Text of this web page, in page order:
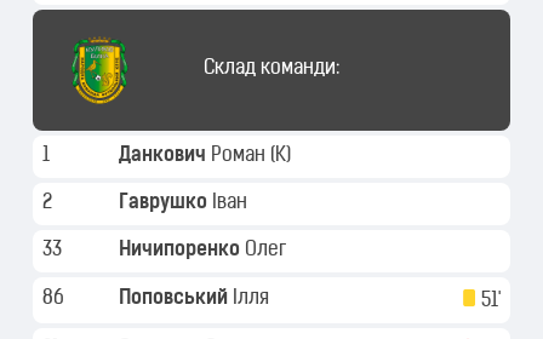
Склад команди:
1 Данкович Роман (K)
2 Гаврушко Іван
33 Ничипоренко Олег
86 Поповський Ілля 51'